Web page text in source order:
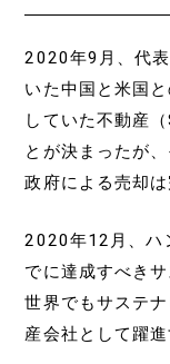
2020年9月、代
いた中国と米国
していた不動産
とが決まったが
政府による売却は
2020年12月、ハ
でに達成すべき
世界でもサステ
産会社として躍